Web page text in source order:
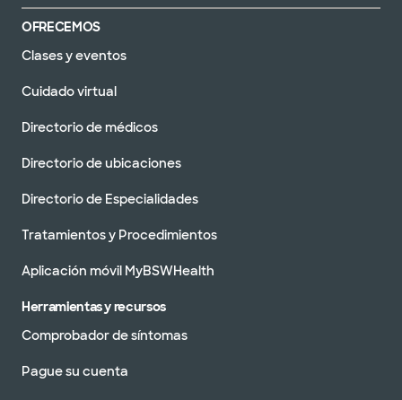
OFRECEMOS
Clases y eventos
Cuidado virtual
Directorio de médicos
Directorio de ubicaciones
Directorio de Especialidades
Tratamientos y Procedimientos
Aplicación móvil MyBSWHealth
Herramientas y recursos
Comprobador de síntomas
Pague su cuenta